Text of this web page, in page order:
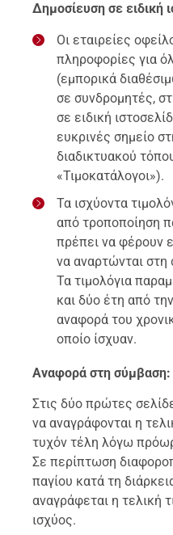
Δημοσίευση σε ειδική
Οι εταιρείες
πληροφορίες για
(εμπορικά
σε συνδρομητές,
σε ειδική
ευκρινές σημείο
διαδικτυακού
«Τιμοκατάλογοι»).
Τα ισχύοντα
από τροποποίηση
πρέπει να φέρουν
να αναρτώνται στη
Τα τιμολόγια
και δύο έτη από
αναφορά του
οποίο ίσχυαν.
Αναφορά στη σύμβαση:
Στις δύο πρώτες
να αναγράφονται η
τυχόν τέλη λόγω
Σε περίπτωση
παγίου κατά τη
αναγράφεται η τελική
ισχύος.